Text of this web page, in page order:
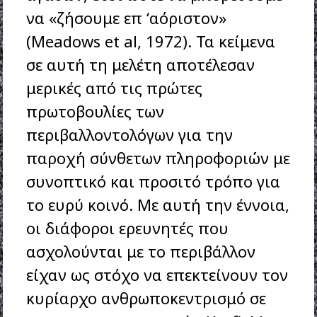
να «ζήσουμε επ ‘αόριστον»
(Meadows et al, 1972). Τα κείμενα
σε αυτή τη μελέτη αποτέλεσαν
μερικές από τις πρώτες
πρωτοβουλίες των
περιβαλλοντολόγων για την
παροχή σύνθετων πληροφοριών με
συνοπτικό και προσιτό τρόπο για
το ευρύ κοινό. Με αυτή την έννοια,
οι διάφοροι ερευνητές που
ασχολούνται με το περιβάλλον
είχαν ως στόχο να επεκτείνουν τον
κυρίαρχο ανθρωποκεντρισμό σε